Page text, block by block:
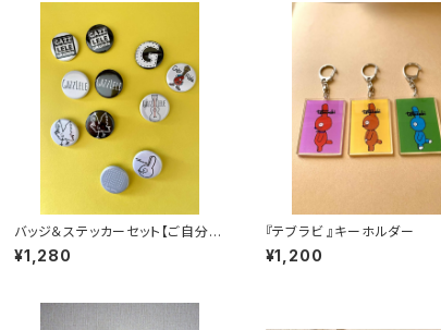
バッジ＆ステッカーセット【ご自分で
選ぶ２個セット】
¥1,280
『テブラビ 』キーホルダー
¥1,200